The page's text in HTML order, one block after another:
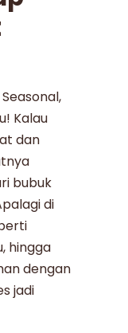
Kalau
dan
bubuk
di
hingga
dengan
jadi